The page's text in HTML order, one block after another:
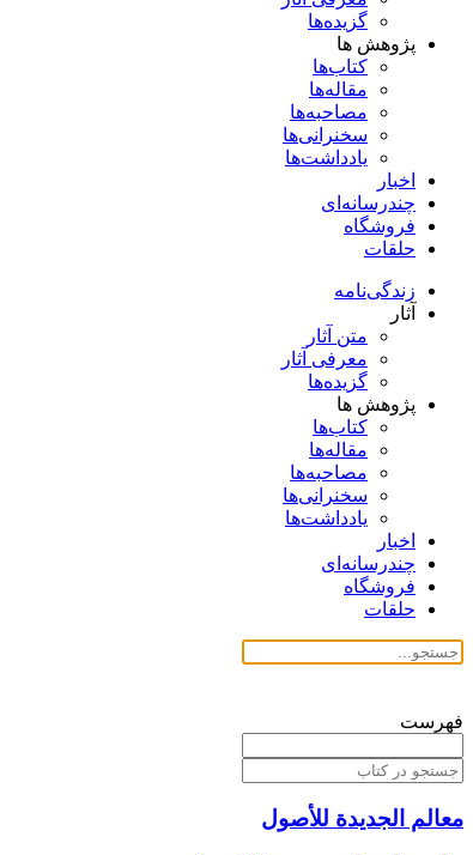
گزیده‌ها
پژوهش ها
کتاب‌ها
مقاله‌ها
مصاحبه‌ها
سخنرانی‌ها
یادداشت‌ها
اخبار
چندرسانه‌ای
فروشگاه
حلقات
زندگی‌نامه
آثار
متن آثار
معرفی آثار
گزیده‌ها
پژوهش ها
کتاب‌ها
مقاله‌ها
مصاحبه‌ها
سخنرانی‌ها
یادداشت‌ها
اخبار
چندرسانه‌ای
فروشگاه
حلقات
فهرست
معالم الجدیدة للأصول